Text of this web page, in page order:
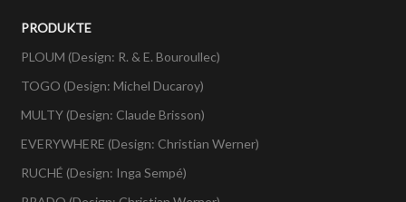
PRODUKTE
PLOUM (Design: R. & E. Bouroullec)
TOGO (Design: Michel Ducaroy)
MULTY (Design: Claude Brisson)
EVERYWHERE (Design: Christian Werner)
RUCHÉ (Design: Inga Sempé)